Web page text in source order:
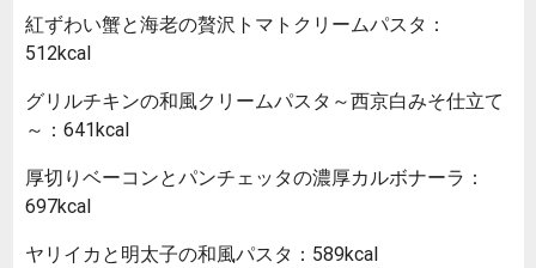
紅ずわい蟹と海老の贅沢トマトクリームパスタ：
512kcal
グリルチキンの和風クリームパスタ～西京白みそ仕立て
～：641kcal
厚切りベーコンとパンチェッタの濃厚カルボナーラ：
697kcal
ヤリイカと明太子の和風パスタ：589kcal